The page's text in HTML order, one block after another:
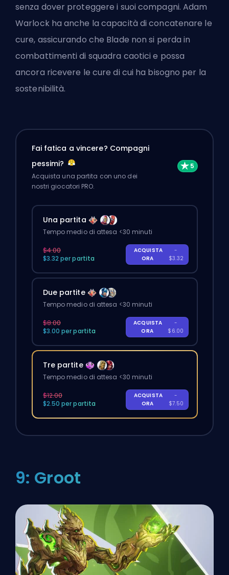
senza dover proteggere i suoi compagni. Adam
Warlock ha anche la capacità di concatenare le
cure, assicurando che Blade non si perda in
combattimenti di squadra caotici e possa
ancora ricevere le cure di cui ha bisogno per la
sostenibilità.
Fai fatica a vincere? Compagni
pessimi?
Acquista una partita con uno dei
nostri giocatori PRO.
Una partita
Tempo medio di attesa <30 minuti
$4.00
$3.32 per partita
ACQUISTA
ORA
-
$3.32
Due partite
Tempo medio di attesa <30 minuti
$8.00
$3.00 per partita
ACQUISTA
ORA
-
$6.00
Tre partite
Tempo medio di attesa <30 minuti
$12.00
$2.50 per partita
ACQUISTA
ORA
-
$7.50
9: Groot